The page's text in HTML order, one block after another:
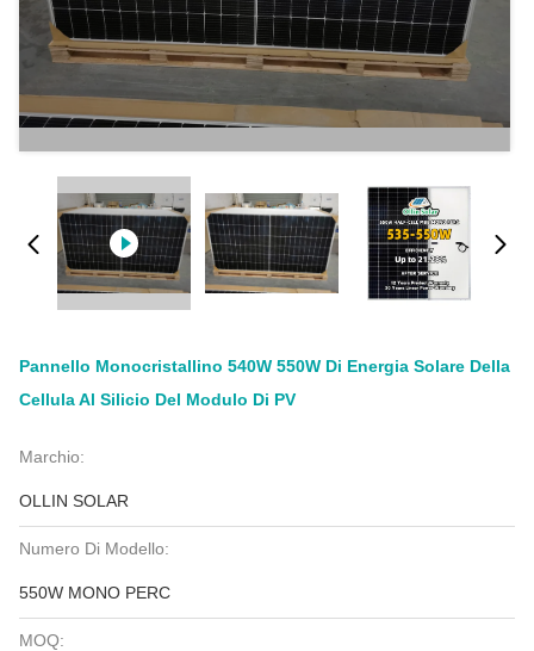
Pannello Monocristallino 540W 550W Di Energia Solare Della
Cellula Al Silicio Del Modulo Di PV
Marchio:
OLLIN SOLAR
Numero Di Modello:
550W MONO PERC
MOQ: